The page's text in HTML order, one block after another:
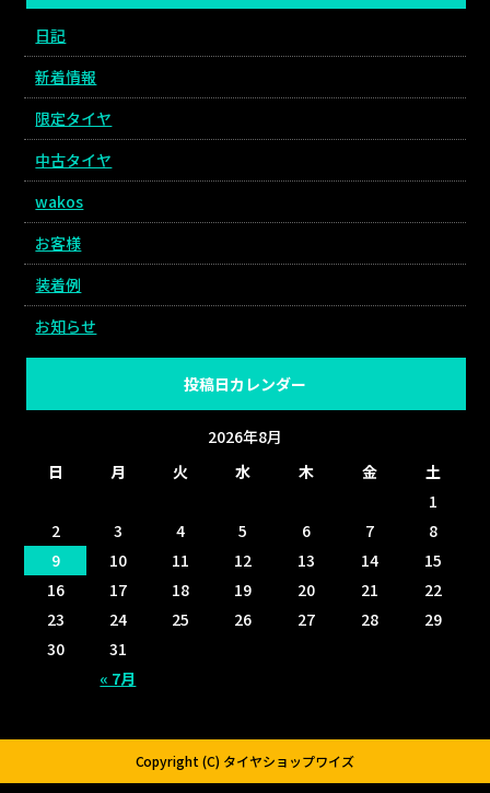
日記
新着情報
限定タイヤ
中古タイヤ
wakos
お客様
装着例
お知らせ
投稿日カレンダー
2026年8月
日
月 火 水 木 金 土
« 7月
1
2
3 4 5 6 7
8
9
10 11 12 13 14
15
16
17 18 19 20 21
22
23
24 25 26 27 28
29
30
31
Copyright (C) タイヤショップワイズ